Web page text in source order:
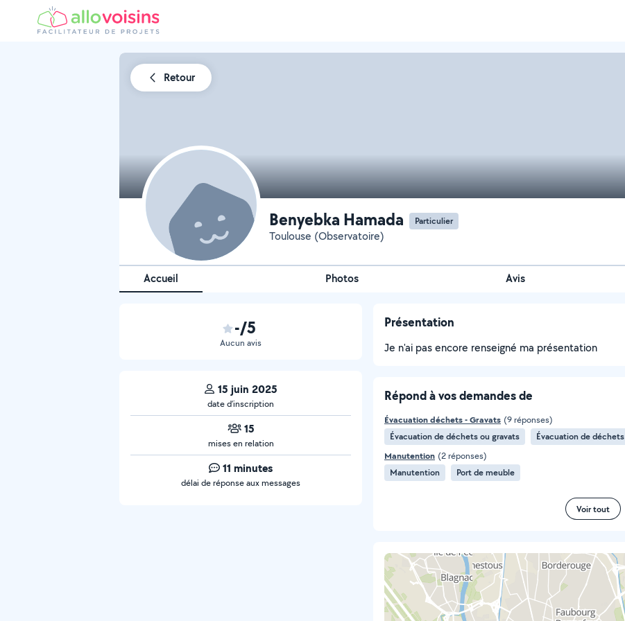
Retour
Benyebka Hamada Particulier
Toulouse (Observatoire)
Accueil Photos Avis
-/5
Aucun avis
15 juin 2025
date d’inscription
15
mises en relation
11 minutes
délai de réponse aux messages
Présentation
Je n'ai pas encore renseigné ma présentation
Répond à vos demandes de
Évacuation déchets - Gravats (9 réponses)
Évacuation de déchets ou gravats
Évacuation de déchets
Manutention (2 réponses)
Manutention
Port de meuble
Voir tout